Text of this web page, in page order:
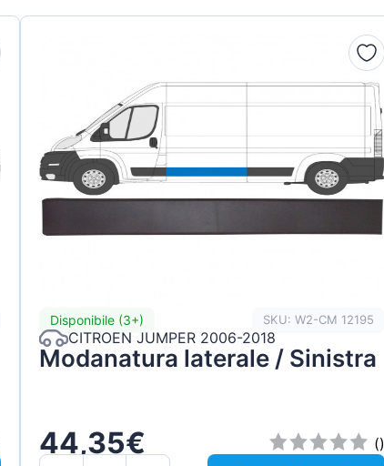
Disponibile (3+) SKU: W2-CM 12195
CITROEN JUMPER 2006-2018
Modanatura laterale / Sinistra
44,35€
()